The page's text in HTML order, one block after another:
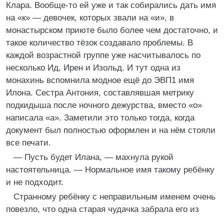
Клара. Вообще-то ей уже и так собирались дать имя
на «к» — девочек, которых звали на «и», в
монастырском приюте было более чем достаточно, и
такое количество тёзок создавало проблемы. В
каждой возрастной группе уже насчитывалось по
несколько Ид, Ирен и Изольд. И тут одна из
монахинь вспомнила модное ещё до ЭВП1 имя
Илона. Сестра Антония, составлявшая метрику
подкидыша после ночного дежурства, вместо «о»
написала «а». Заметили это только тогда, когда
документ был полностью оформлен и на нём стояли
все печати.
— Пусть будет Илана, — махнула рукой
настоятельница. — Нормальное имя такому ребёнку
и не подходит.
Странному ребёнку с неправильным именем очень
повезло, что одна старая чудачка забрала его из